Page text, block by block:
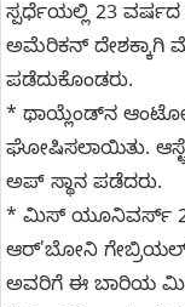
ಸ್ಪರ್ಧೆಯಲ್ಲಿ 23
ಅಮೆರಿಕನ್ ದೇಶಕ್ಕಾಗಿ
ಪಡೆದುಕೊಂಡರು.
* ಥಾಯ್ಲೆಂಡ್‌ನ
ಘೋಷಿಸಲಾಯಿತು.
ಅಪ್ ಸ್ಥಾನ ಪಡೆದರು.
* ಮಿಸ್ ಯೂನಿವರ್ಸ್
ಆರ್'ಬೋನಿ ಗೇಬ್ರಿಯಲ್
ಅವರಿಗೆ ಈ ಬಾರಿಯ